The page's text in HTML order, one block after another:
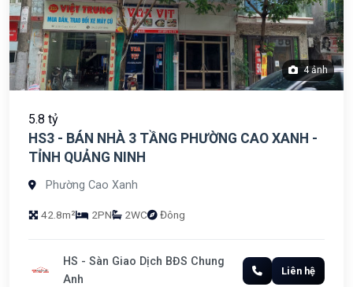
4 ảnh
5.8 tỷ
HS3 - BÁN NHÀ 3 TẦNG PHƯỜNG CAO XANH -
TỈNH QUẢNG NINH
Phường Cao Xanh
42.8m² 2PN 2WC Đông
HS - Sàn Giao Dịch BĐS Chung
Anh
Liên hệ